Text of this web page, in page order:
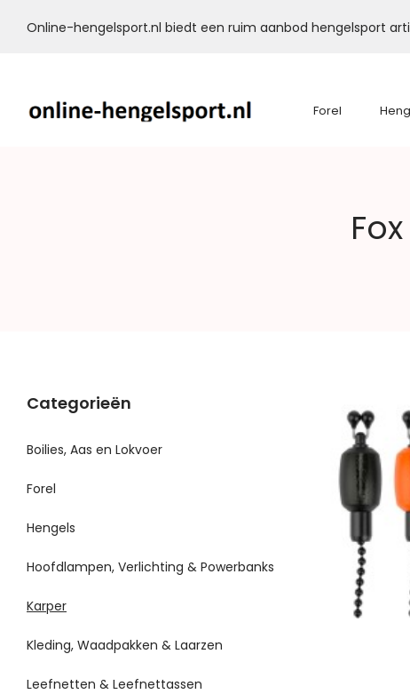
Online-hengelsport.nl biedt een ruim aanbod hengelsport
Forel
Categorieën
Boilies, Aas en Lokvoer
Forel
Hengels
Hoofdlampen, Verlichting & Powerbanks
Karper
Kleding, Waadpakken & Laarzen
Leefnetten & Leefnettassen